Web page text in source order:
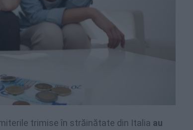
trimise în străinătate din Italia au